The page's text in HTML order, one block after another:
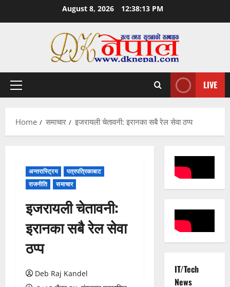
August 8, 2026 12:38:14 PM
Primary
LIVE
Home समाचार इजरायली चेतावनी: इरानका सबै रेल सेवा ठप्प
अन्तरास्ट्रिय
पत्रपत्रिकाबाट
राजनीति
समाचार
इजरायली चेतावनी:
इरानका सबै रेल सेवा
ठप्प
Deb Raj Kandel
IT/Tech
News